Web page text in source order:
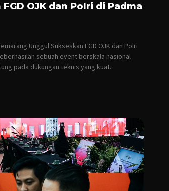
OJK dan Polri di Padma
Unggul Sukseskan FGD OJK dan Polri
sebuah event berskala nasional
pada dukungan teknis yang kuat.